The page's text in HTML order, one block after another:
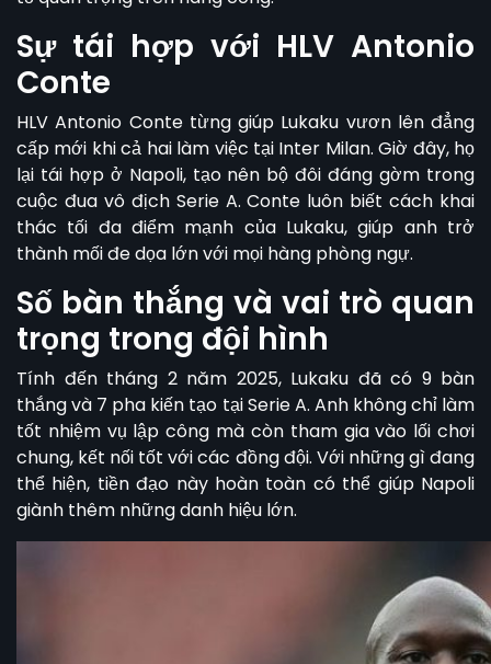
Sự tái hợp với HLV Antonio
Conte
HLV Antonio Conte từng giúp Lukaku vươn lên đẳng
cấp mới khi cả hai làm việc tại Inter Milan. Giờ đây, họ
lại tái hợp ở Napoli, tạo nên bộ đôi đáng gờm trong
cuộc đua vô địch Serie A. Conte luôn biết cách khai
thác tối đa điểm mạnh của Lukaku, giúp anh trở
thành mối đe dọa lớn với mọi hàng phòng ngự.
Số bàn thắng và vai trò quan
trọng trong đội hình
Tính đến tháng 2 năm 2025, Lukaku đã có 9 bàn
thắng và 7 pha kiến tạo tại Serie A. Anh không chỉ làm
tốt nhiệm vụ lập công mà còn tham gia vào lối chơi
chung, kết nối tốt với các đồng đội. Với những gì đang
thể hiện, tiền đạo này hoàn toàn có thể giúp Napoli
giành thêm những danh hiệu lớn.